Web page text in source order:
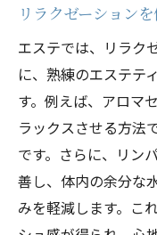
リラクゼーション
エステでは、リラク
に、熟練のエステテ
す。例えば、アロマ
ラックスさせる方法
です。さらに、リン
善し、体内の余分な
みを軽減します。こ